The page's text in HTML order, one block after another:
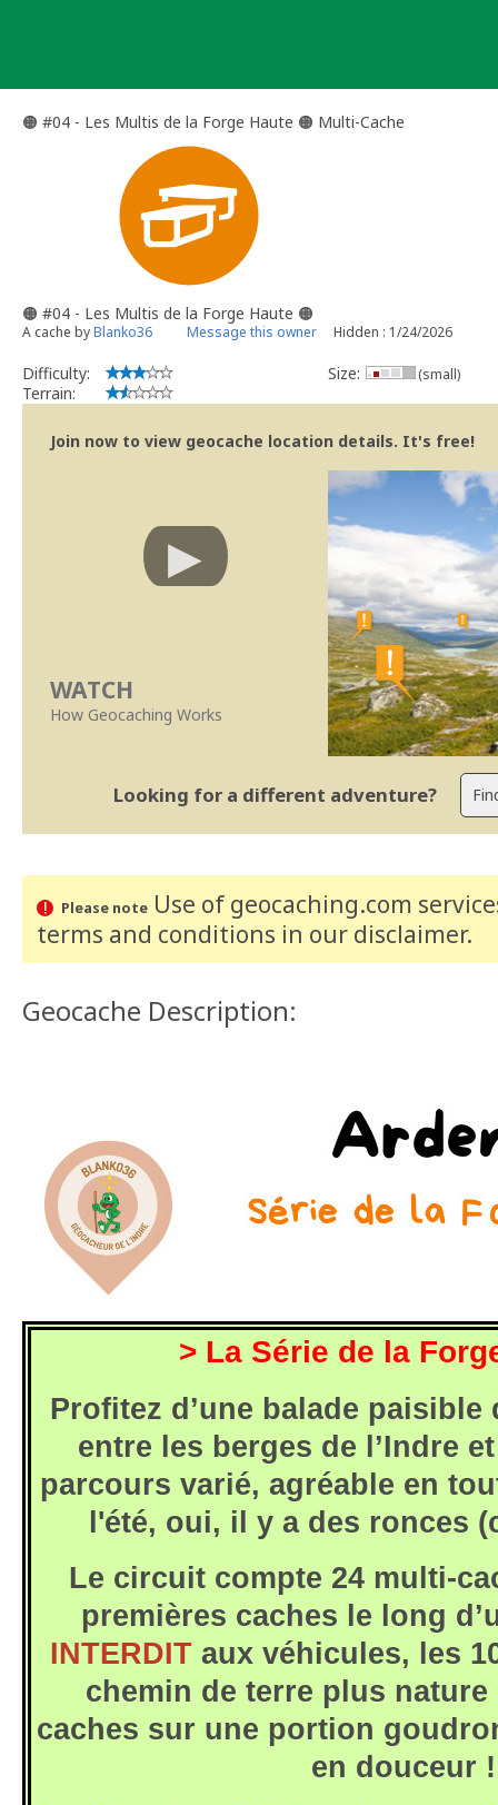
🟠​ #04 - Les Multis de la Forge Haute 🟠​ Multi-Cache
🟠​ #04 - Les Multis de la Forge Haute 🟠​
A cache byBlanko36 Message this owner Hidden : 1/24/2026
Difficulty:
Terrain:
Size: (small)
Join now to view geocache location details. It's free!
WATCH
How Geocaching Works
Looking for a different adventure?
Please noteUse of geocaching.com
terms and conditions in our disclaimer.
Geocache Description:
> La Série de la
Profitez d’une balade paisible
entre les berges de l’Indre
parcours varié, agréable en
l'été, oui, il y a des ronces
Le circuit compte 24 multi-
premières caches le long
INTERDIT aux véhicules, les
chemin de terre plus
caches sur une portion
en douceur !